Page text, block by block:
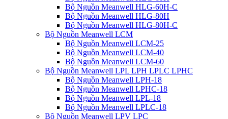
Bộ Nguồn Meanwell HLG-60H-C
Bộ Nguồn Meanwell HLG-80H
Bộ Nguồn Meanwell HLG-80H-C
Bộ Nguồn Meanwell LCM
Bộ Nguồn Meanwell LCM-25
Bộ Nguồn Meanwell LCM-40
Bộ Nguồn Meanwell LCM-60
Bộ Nguồn Meanwell LPL LPH LPLC LPHC
Bộ Nguồn Meanwell LPH-18
Bộ Nguồn Meanwell LPHC-18
Bộ Nguồn Meanwell LPL-18
Bộ Nguồn Meanwell LPLC-18
Bộ Nguồn Meanwell LPV LPC